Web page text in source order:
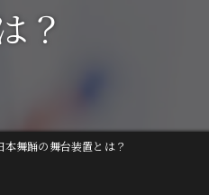
舞扇
踊り傘
？
舞踊の舞台装置とは？